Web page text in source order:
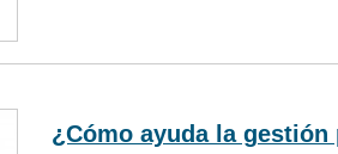
¿Cómo ayuda la